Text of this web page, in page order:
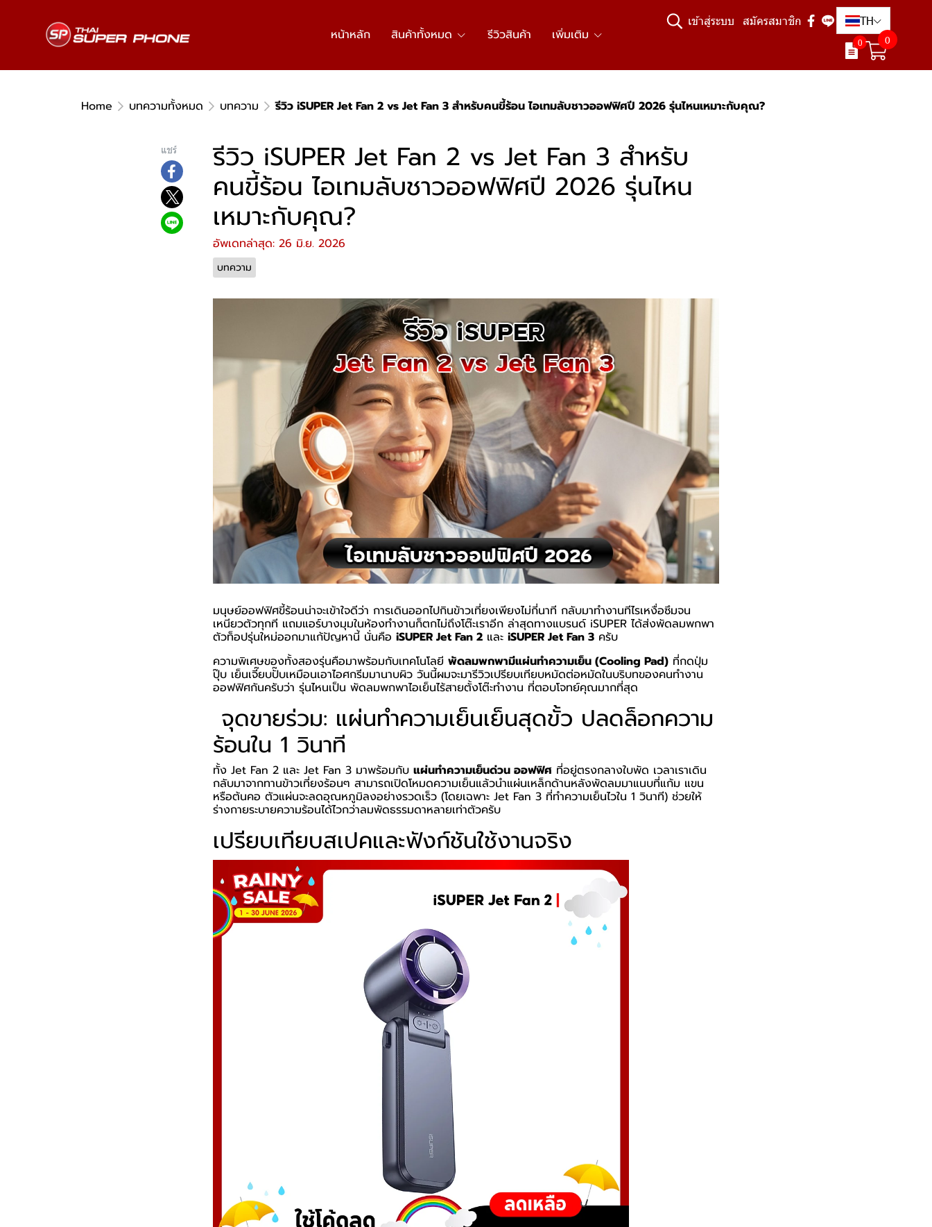
หน้าหลัก สินค้าทั้งหมด รีวิวสินค้า เพิ่มเติม
เข้าสู่ระบบ สมัครสมาชิก TH
0 0
Home บทความทั้งหมด บทความ รีวิว iSUPER Jet Fan 2 vs Jet Fan 3 สำหรับคนขี้ร้อน ไอเทมลับชาวออฟฟิศปี 2026 รุ่นไหนเหมาะกับคุณ?
แชร์ รีวิว iSUPER Jet Fan 2 vs Jet Fan 3 สำหรับ
คนขี้ร้อน ไอเทมลับชาวออฟฟิศปี 2026 รุ่นไหน
เหมาะกับคุณ?
อัพเดทล่าสุด: 26 มิ.ย. 2026
บทความ
มนุษย์ออฟฟิศขี้ร้อนน่าจะเข้าใจดีว่า การเดินออกไปกินข้าวเที่ยงเพียงไม่กี่นาที กลับมาทำงานทีไรเหงื่อซึมจน
เหนียวตัวทุกที แถมแอร์บางมุมในห้องทำงานก็ตกไม่ถึงโต๊ะเราอีก ล่าสุดทางแบรนด์ iSUPER ได้ส่งพัดลมพกพา
ตัวท็อปรุ่นใหม่ออกมาแก้ปัญหานี้ นั่นคือ iSUPER Jet Fan 2 และ iSUPER Jet Fan 3 ครับ
ความพิเศษของทั้งสองรุ่นคือมาพร้อมกับเทคโนโลยี พัดลมพกพามีแผ่นทำความเย็น (Cooling Pad) ที่กดปุ่ม
ปุ๊บ เย็นเจี๊ยบปั๊บเหมือนเอาไอศกรีมมานาบผิว วันนี้ผมจะมารีวิวเปรียบเทียบหมัดต่อหมัดในบริบทของคนทำงาน
ออฟฟิศกันครับว่า รุ่นไหนเป็น พัดลมพกพาไอเย็นไร้สายตั้งโต๊ะทำงาน ที่ตอบโจทย์คุณมากที่สุด
️ จุดขายร่วม: แผ่นทำความเย็นเย็นสุดขั้ว ปลดล็อกความ
ร้อนใน 1 วินาที
ทั้ง Jet Fan 2 และ Jet Fan 3 มาพร้อมกับ แผ่นทำความเย็นด่วน ออฟฟิศ ที่อยู่ตรงกลางใบพัด เวลาเราเดิน
กลับมาจากทานข้าวเที่ยงร้อนๆ สามารถเปิดโหมดความเย็นแล้วนำแผ่นเหล็กด้านหลังพัดลมมาแนบที่แก้ม แขน
หรือต้นคอ ตัวแผ่นจะลดอุณหภูมิลงอย่างรวดเร็ว (โดยเฉพาะ Jet Fan 3 ที่ทำความเย็นไวใน 1 วินาที) ช่วยให้
ร่างกายระบายความร้อนได้ไวกว่าลมพัดธรรมดาหลายเท่าตัวครับ
เปรียบเทียบสเปคและฟังก์ชันใช้งานจริง